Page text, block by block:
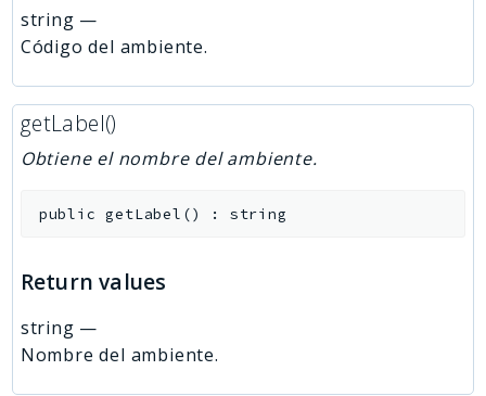
string —
Código del ambiente.
getLabel()
Obtiene el nombre del ambiente.
public getLabel () : string
Return values
string —
Nombre del ambiente.